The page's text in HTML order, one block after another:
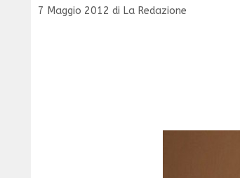
7 Maggio 2012 di La Redazione